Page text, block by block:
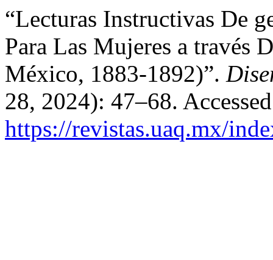
“Lecturas Instructivas De
Para Las Mujeres a través
México, 1883-1892)”.
28, 2024): 47–68.
https://revistas.uaq.mx/